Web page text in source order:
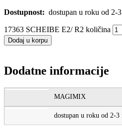
Dostupnost: dostupan u roku od 2-
17363 SCHEIBE E2/ R2 količina
Dodaj u korpu
Dodatne informacije
MAGIMIX
dostupan u roku od 2-3